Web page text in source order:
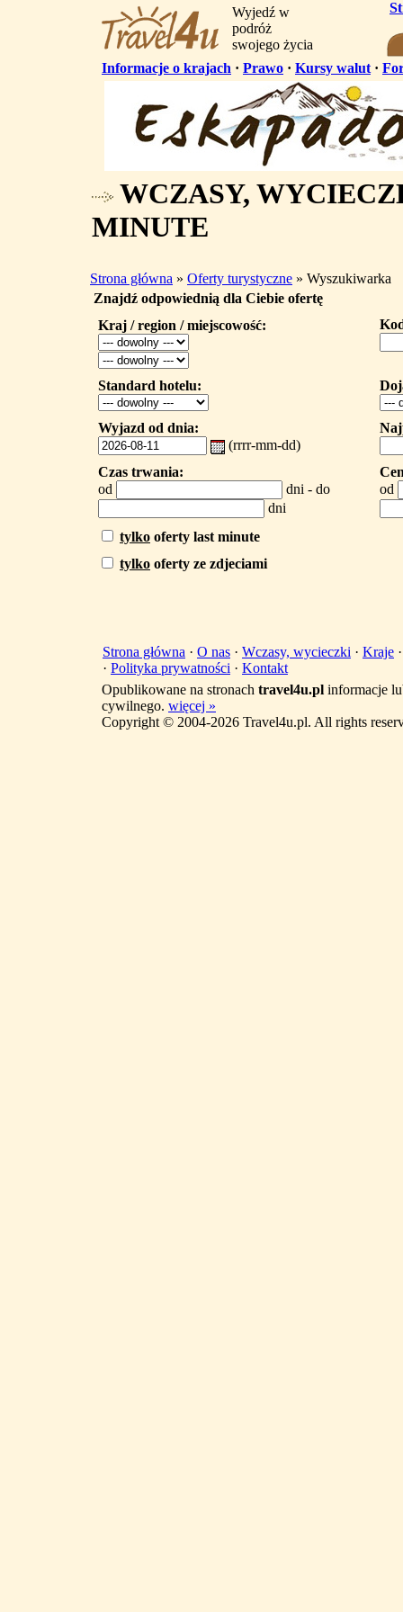
Wyjedź w
podróż
swojego życia
Informacje o krajach · Prawo · Kursy walut ·
WCZASY,
MINUTE
Strona główna » Oferty turystyczne » Wyszukiwarka
Znajdź odpowiednią dla Ciebie ofertę
Kraj / region / miejscowość:
Standard hotelu:
Wyjazd od dnia:
(rrrr-mm-dd)
Czas trwania:
od
dni - do
dni
od
tylko oferty last minute
tylko oferty ze zdjeciami
Strona główna · O nas · Wczasy, wycieczki · Kraje
· Polityka prywatności · Kontakt
Opublikowane na stronach travel4u.pl informacje
cywilnego. więcej »
Copyright © 2004-2026 Travel4u.pl. All rights